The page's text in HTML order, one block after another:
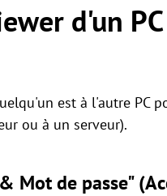
d'un
est à l'autre PC
ou à un serveur).
Mot de passe"